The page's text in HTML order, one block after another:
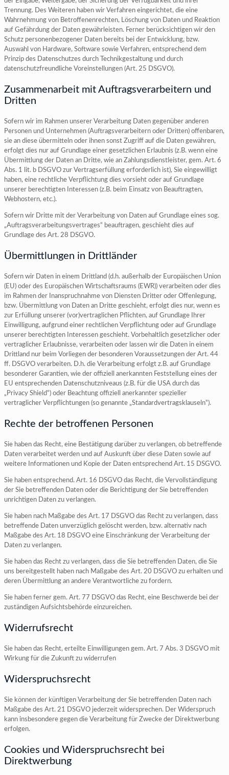
Trennung. Des Weiteren haben wir Verfahren eingerichtet, die eine
Wahrnehmung von Betroffenenrechten, Löschung von Daten und Reaktion
auf Gefährdung der Daten gewährleisten. Ferner berücksichtigen wir den
Schutz personenbezogener Daten bereits bei der Entwicklung, bzw.
Auswahl von Hardware, Software sowie Verfahren, entsprechend dem
Prinzip des Datenschutzes durch Technikgestaltung und durch
datenschutzfreundliche Voreinstellungen (Art. 25 DSGVO).
Zusammenarbeit mit Auftragsverarbeitern und
Dritten
Sofern wir im Rahmen unserer Verarbeitung Daten gegenüber anderen
Personen und Unternehmen (Auftragsverarbeitern oder Dritten) offenbaren,
sie an diese übermitteln oder ihnen sonst Zugriff auf die Daten gewähren,
erfolgt dies nur auf Grundlage einer gesetzlichen Erlaubnis (z.B. wenn eine
Übermittlung der Daten an Dritte, wie an Zahlungsdienstleister, gem. Art. 6
Abs. 1 lit. b DSGVO zur Vertragserfüllung erforderlich ist), Sie eingewilligt
haben, eine rechtliche Verpflichtung dies vorsieht oder auf Grundlage
unserer berechtigten Interessen (z.B. beim Einsatz von Beauftragten,
Webhostern, etc.).
Sofern wir Dritte mit der Verarbeitung von Daten auf Grundlage eines sog.
„Auftragsverarbeitungsvertrages“ beauftragen, geschieht dies auf
Grundlage des Art. 28 DSGVO.
Übermittlungen in Drittländer
Sofern wir Daten in einem Drittland (d.h. außerhalb der Europäischen Union
(EU) oder des Europäischen Wirtschaftsraums (EWR)) verarbeiten oder dies
im Rahmen der Inanspruchnahme von Diensten Dritter oder Offenlegung,
bzw. Übermittlung von Daten an Dritte geschieht, erfolgt dies nur, wenn es
zur Erfüllung unserer (vor)vertraglichen Pflichten, auf Grundlage Ihrer
Einwilligung, aufgrund einer rechtlichen Verpflichtung oder auf Grundlage
unserer berechtigten Interessen geschieht. Vorbehaltlich gesetzlicher oder
vertraglicher Erlaubnisse, verarbeiten oder lassen wir die Daten in einem
Drittland nur beim Vorliegen der besonderen Voraussetzungen der Art. 44
ff. DSGVO verarbeiten. D.h. die Verarbeitung erfolgt z.B. auf Grundlage
besonderer Garantien, wie der offiziell anerkannten Feststellung eines der
EU entsprechenden Datenschutzniveaus (z.B. für die USA durch das
„Privacy Shield“) oder Beachtung offiziell anerkannter spezieller
vertraglicher Verpflichtungen (so genannte „Standardvertragsklauseln“).
Rechte der betroffenen Personen
Sie haben das Recht, eine Bestätigung darüber zu verlangen, ob betreffende
Daten verarbeitet werden und auf Auskunft über diese Daten sowie auf
weitere Informationen und Kopie der Daten entsprechend Art. 15 DSGVO.
Sie haben entsprechend. Art. 16 DSGVO das Recht, die Vervollständigung
der Sie betreffenden Daten oder die Berichtigung der Sie betreffenden
unrichtigen Daten zu verlangen.
Sie haben nach Maßgabe des Art. 17 DSGVO das Recht zu verlangen, dass
betreffende Daten unverzüglich gelöscht werden, bzw. alternativ nach
Maßgabe des Art. 18 DSGVO eine Einschränkung der Verarbeitung der
Daten zu verlangen.
Sie haben das Recht zu verlangen, dass die Sie betreffenden Daten, die Sie
uns bereitgestellt haben nach Maßgabe des Art. 20 DSGVO zu erhalten und
deren Übermittlung an andere Verantwortliche zu fordern.
Sie haben ferner gem. Art. 77 DSGVO das Recht, eine Beschwerde bei der
zuständigen Aufsichtsbehörde einzureichen.
Widerrufsrecht
Sie haben das Recht, erteilte Einwilligungen gem. Art. 7 Abs. 3 DSGVO mit
Wirkung für die Zukunft zu widerrufen
Widerspruchsrecht
Sie können der künftigen Verarbeitung der Sie betreffenden Daten nach
Maßgabe des Art. 21 DSGVO jederzeit widersprechen. Der Widerspruch
kann insbesondere gegen die Verarbeitung für Zwecke der Direktwerbung
erfolgen.
Cookies und Widerspruchsrecht bei
Direktwerbung